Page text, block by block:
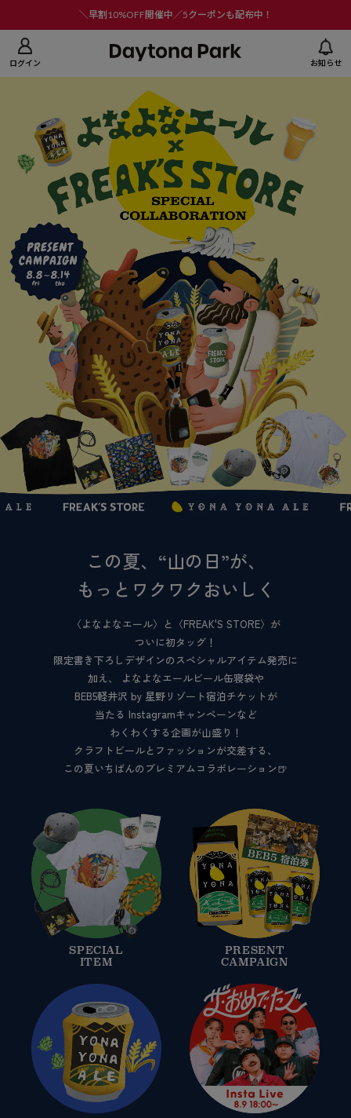
＼早割10%OFF開催中／5クーポンも配布中！
ログイン お知らせ
この夏、“山の日”が、
もっとワクワクおいしく
〈よなよなエール〉と〈FREAK'S STORE〉が
ついに初タッグ！
限定書き下ろしデザインのスペシャルアイテム発売に
加え、
よなよなエールビール缶寝袋や
BEB5軽井沢 by 星野リゾート宿泊チケットが
当たる Instagramキャンペーンなど
わくわくする企画が山盛り！
クラフトビールとファッションが交差する、
この夏いちばんのプレミアムコラボレーション🍺
SPECIAL
ITEM
PRESENT
CAMPAIGN